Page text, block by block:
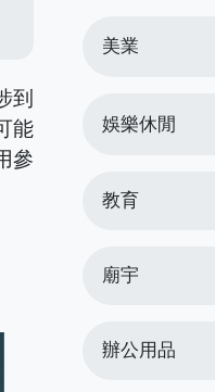
到
能
參
美業
娛樂休閒
教育
廟宇
辦公用品